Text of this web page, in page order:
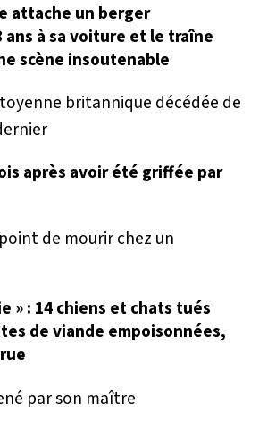
attache un berger
ans à sa voiture et le traîne
scène insoutenable
après avoir été griffée par
» : 14 chiens et chats tués
de viande empoisonnées,